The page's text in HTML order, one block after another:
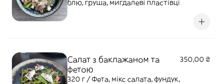
блю, груша, мигдалеві пластівці
Салат з баклажаном та
фетою
350,00 ₴
320 г / Фета, мікс салата, фундук,